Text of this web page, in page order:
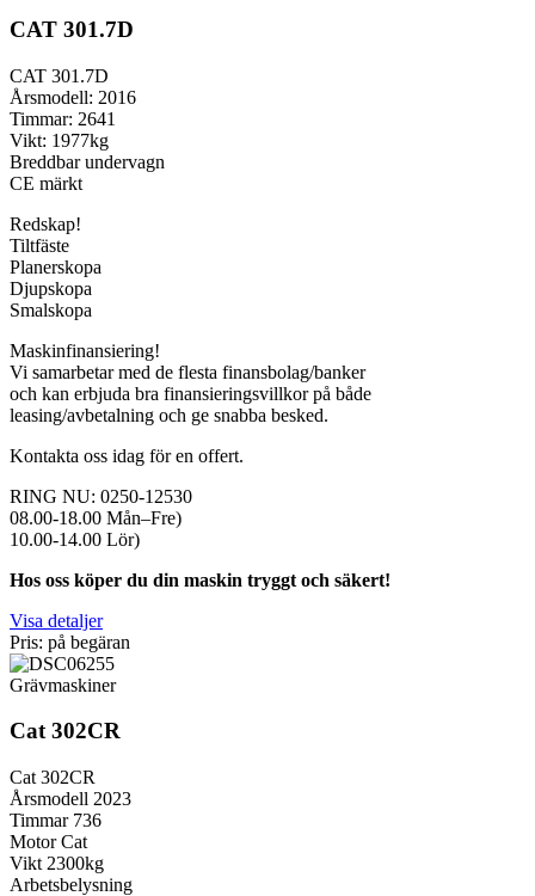
CAT 301.7D
CAT 301.7D
Årsmodell: 2016
Timmar: 2641
Vikt: 1977kg
Breddbar undervagn
CE märkt
Redskap!
Tiltfäste
Planerskopa
Djupskopa
Smalskopa
Maskinfinansiering!
Vi samarbetar med de flesta finansbolag/banker
och kan erbjuda bra finansieringsvillkor på både
leasing/avbetalning och ge snabba besked.
Kontakta oss idag för en offert.
RING NU: 0250-12530
08.00-18.00 Mån–Fre)
10.00-14.00 Lör)
Hos oss köper du din maskin tryggt och säkert!
Visa detaljer
Pris: på begäran
Grävmaskiner
Cat 302CR
Cat 302CR
Årsmodell 2023
Timmar 736
Motor Cat
Vikt 2300kg
Arbetsbelysning